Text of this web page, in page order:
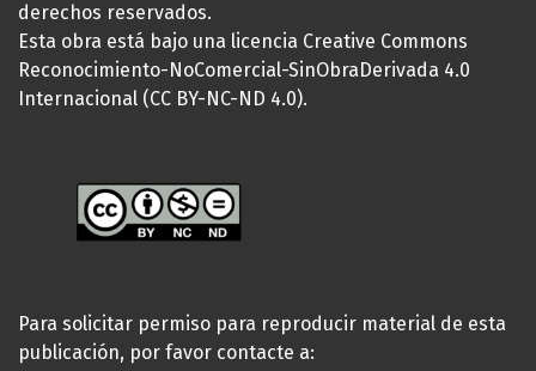
derechos reservados.
Esta obra está bajo una licencia Creative Commons
Reconocimiento-NoComercial-SinObraDerivada 4.0
Internacional (CC BY-NC-ND 4.0).
Para solicitar permiso para reproducir material de esta
publicación, por favor contacte a: